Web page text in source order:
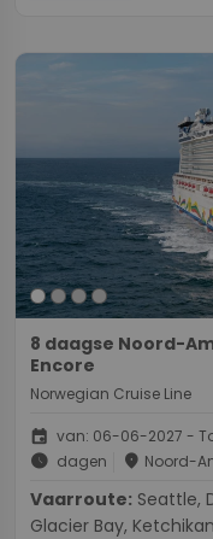
8 daagse Noord-
Encore
Norwegian Cruise Line
event van: 06-06-2027 -
schedule dagen place Noord-
Vaarroute:
Glacier Bay,